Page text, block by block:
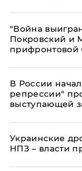
"Война
Покровский и
прифронтовой
В России
репрессии"
выступающей
Украинские
НПЗ – власти